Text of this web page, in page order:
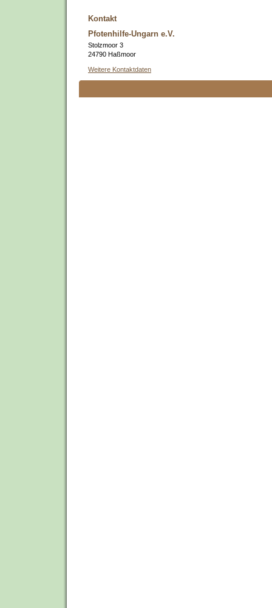
Kontakt
Pfotenhilfe-Ungarn e.V.
Stolzmoor 3
24790 Haßmoor
Weitere Kontaktdaten